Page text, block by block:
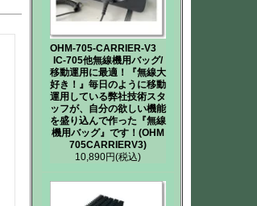
OHM-705-CARRIER-V3
IC-705他無線機用バッグ/
移動運用に最適！『無線大
好き！』毎日のように移動
運用している弊社技術スタ
ッフが、自分の欲しい機能
を盛り込んで作った『無線
機用バッグ』です！(OHM
705CARRIERV3)
10,890円(税込)